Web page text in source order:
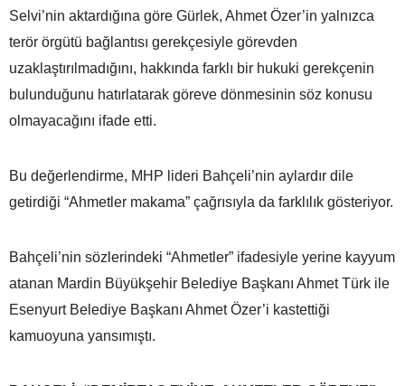
Selvi’nin aktardığına göre Gürlek, Ahmet Özer’in yalnızca
terör örgütü bağlantısı gerekçesiyle görevden
uzaklaştırılmadığını, hakkında farklı bir hukuki gerekçenin
bulunduğunu hatırlatarak göreve dönmesinin söz konusu
olmayacağını ifade etti.
Bu değerlendirme, MHP lideri Bahçeli’nin aylardır dile
getirdiği “Ahmetler makama” çağrısıyla da farklılık gösteriyor.
Bahçeli’nin sözlerindeki “Ahmetler” ifadesiyle yerine kayyum
atanan Mardin Büyükşehir Belediye Başkanı Ahmet Türk ile
Esenyurt Belediye Başkanı Ahmet Özer’i kastettiği
kamuoyuna yansımıştı.